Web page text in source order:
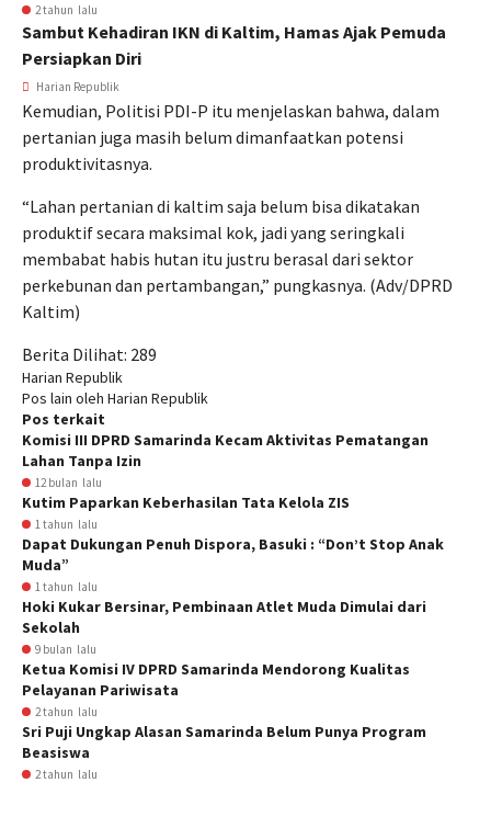
2 tahun lalu
Sambut Kehadiran IKN di Kaltim, Hamas Ajak Pemuda
Persiapkan Diri
Harian Republik
Kemudian, Politisi PDI-P itu menjelaskan bahwa, dalam
pertanian juga masih belum dimanfaatkan potensi
produktivitasnya.
“Lahan pertanian di kaltim saja belum bisa dikatakan
produktif secara maksimal kok, jadi yang seringkali
membabat habis hutan itu justru berasal dari sektor
perkebunan dan pertambangan,” pungkasnya. (Adv/DPRD
Kaltim)
Berita Dilihat: 289
Harian Republik
Pos lain oleh Harian Republik
Pos terkait
Komisi III DPRD Samarinda Kecam Aktivitas Pematangan
Lahan Tanpa Izin
12 bulan lalu
Kutim Paparkan Keberhasilan Tata Kelola ZIS
1 tahun lalu
Dapat Dukungan Penuh Dispora, Basuki : “Don’t Stop Anak
Muda”
1 tahun lalu
Hoki Kukar Bersinar, Pembinaan Atlet Muda Dimulai dari
Sekolah
9 bulan lalu
Ketua Komisi IV DPRD Samarinda Mendorong Kualitas
Pelayanan Pariwisata
2 tahun lalu
Sri Puji Ungkap Alasan Samarinda Belum Punya Program
Beasiswa
2 tahun lalu